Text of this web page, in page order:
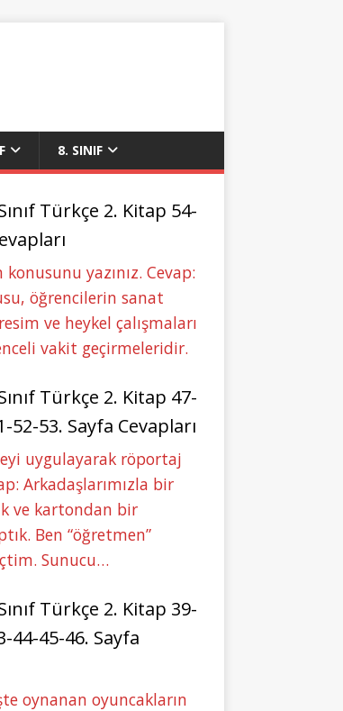
8. SINIF
Türkçe 2. Kitap 54-
yazınız. Cevap:
öğrencilerin sanat
ve heykel çalışmaları
vakit geçirmeleridir.
Türkçe 2. Kitap 47-
52-53. Sayfa Cevapları
uygulayarak röportaj
Arkadaşlarımızla bir
ve kartondan bir
Ben “öğretmen”
Sunucu…
Türkçe 2. Kitap 39-
44-45-46. Sayfa
oynanan oyuncakların